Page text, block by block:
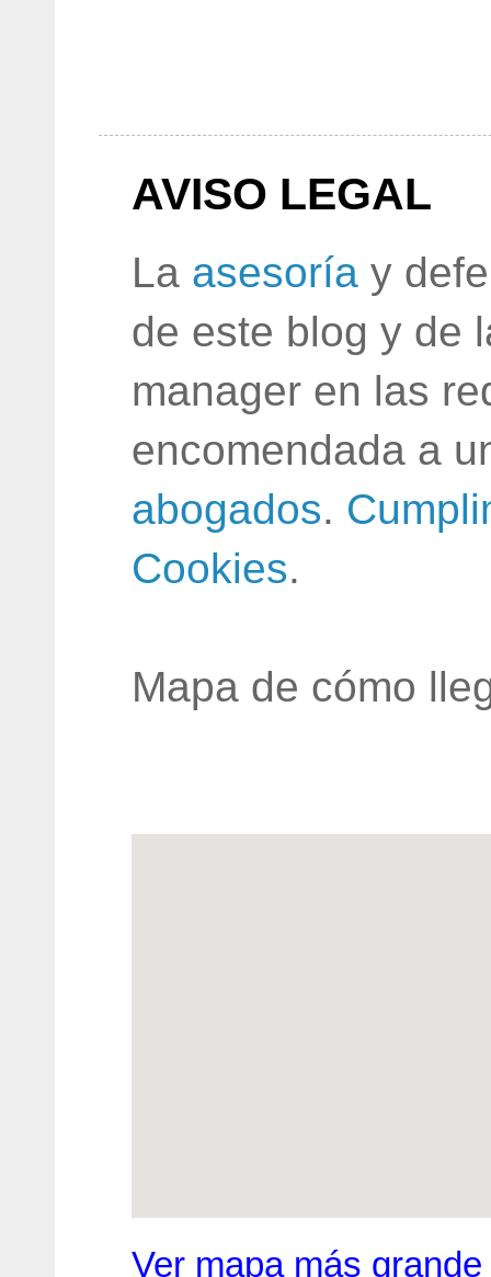
AVISO LEGAL
La asesoría y
de este blog y de
manager en las
encomendada a
abogados.
Cookies.
Mapa de cómo
Ver mapa más grande